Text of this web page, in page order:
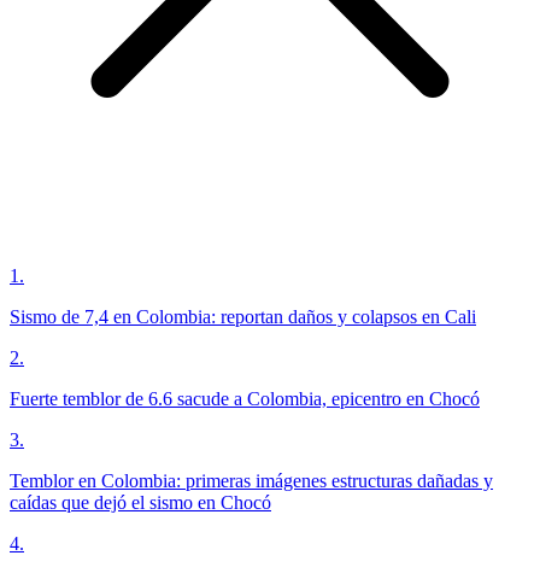
1 .
Sismo de 7,4 en Colombia: reportan daños y colapsos en Cali
2.
Fuerte temblor de 6.6 sacude a Colombia, epicentro en Chocó
3.
Temblor en Colombia: primeras imágenes estructuras dañadas y
caídas que dejó el sismo en Chocó
4.